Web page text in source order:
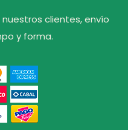
clientes, envío
y forma.